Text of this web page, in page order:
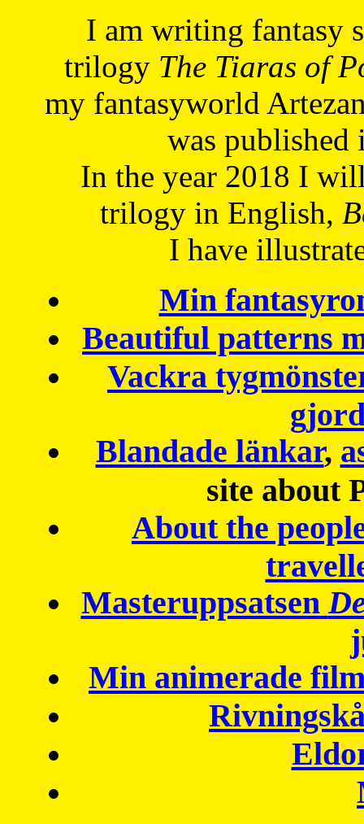
I am writing fantasy
trilogy The Tiaras of
my fantasyworld
was published
In the year 2018 I
trilogy in English,
I have
Min
Beautiful patterns
Vackra
Blandade länkar,
site about
About the
Masteruppsatsen
Min animerade